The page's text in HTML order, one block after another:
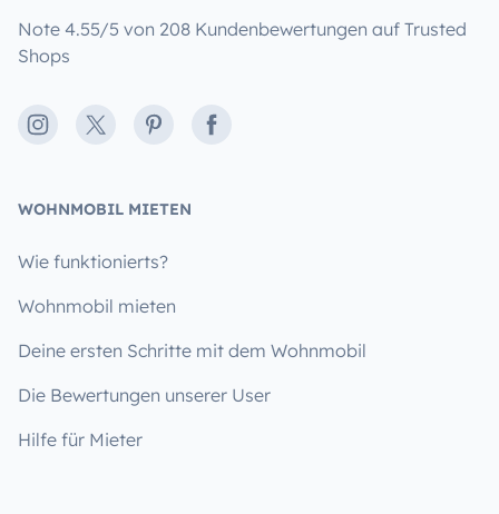
Note 4.55/5 von 208 Kundenbewertungen auf Trusted
Shops
Instagram
X PinterestFacebook
WOHNMOBIL MIETEN
Wie funktionierts?
Wohnmobil mieten
Deine ersten Schritte mit dem Wohnmobil
Die Bewertungen unserer User
Hilfe für Mieter